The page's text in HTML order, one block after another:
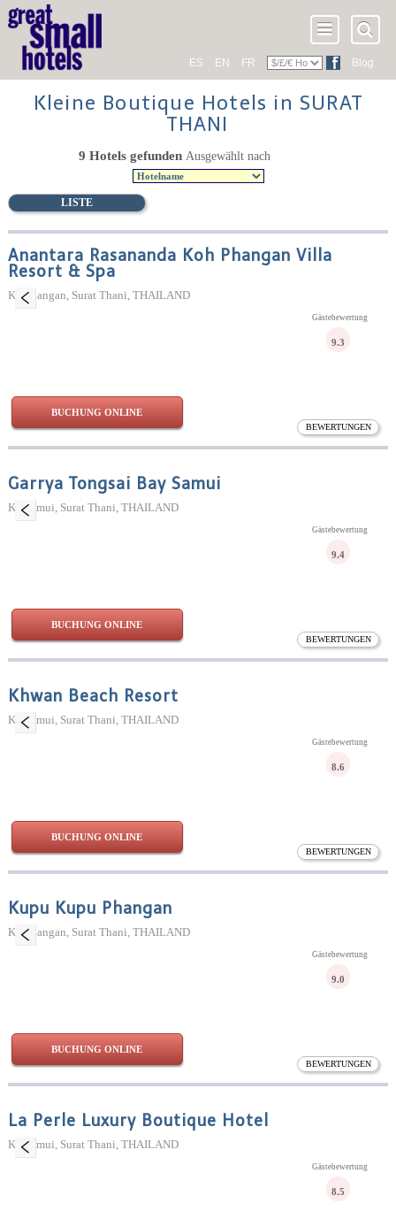
ES EN FR Blog
Kleine Boutique Hotels in SURAT
THANI
LISTE
9 Hotels gefunden Ausgewählt nach
Anantara Rasananda Koh Phangan Villa
Resort & Spa
Ko Phangan, Surat Thani, THAILAND
BEWERTUNGEN
Gästebewertung
9.3
BUCHUNG ONLINE
Garrya Tongsai Bay Samui
Ko Samui, Surat Thani, THAILAND
BEWERTUNGEN
Gästebewertung
9.4
BUCHUNG ONLINE
Khwan Beach Resort
Ko Samui, Surat Thani, THAILAND
BEWERTUNGEN
Gästebewertung
8.6
BUCHUNG ONLINE
Kupu Kupu Phangan
Ko Phangan, Surat Thani, THAILAND
BEWERTUNGEN
Gästebewertung
9.0
BUCHUNG ONLINE
La Perle Luxury Boutique Hotel
Ko Samui, Surat Thani, THAILAND
Gästebewertung
8.5